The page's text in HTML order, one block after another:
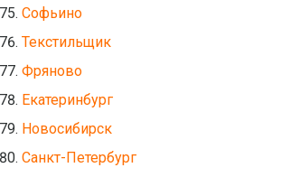
Софьино
Текстильщик
Фряново
Екатеринбург
Новосибирск
Санкт-Петербург